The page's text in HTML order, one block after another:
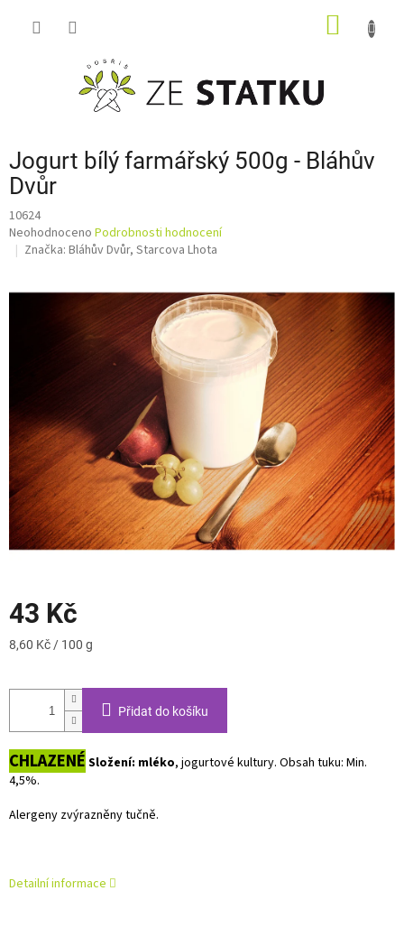
Jogurt bílý farmářský 500g - Bláhův
Dvůr
10624
Průměrné
hodnocení
Neohodnoceno Podrobnosti hodnocení
Značka: Bláhův Dvůr, Starcova Lhota
43 Kč
Měrná
8,60 Kč / 100 g
Přidat do košíku
CHLAZENÉ Složení: mléko, jogurtové kultury. Obsah tuku: Min.
4,5%.
Alergeny zvýrazněny tučně.
Detailní informace